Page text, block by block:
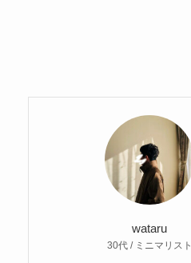
wataru
30代 / ミニマリスト